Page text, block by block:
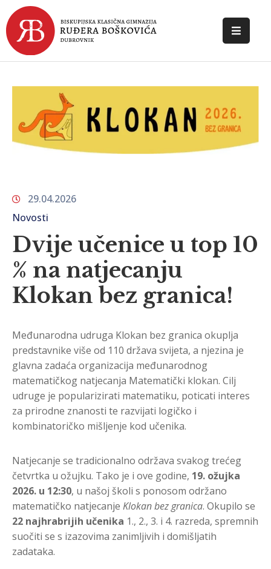
POČETNA
DOKUMENTI
29.04.2026
Novosti
Dvije učenice u top 10
% na natjecanju
Klokan bez granica!
Međunarodna udruga Klokan bez granica okuplja
predstavnike više od 110 država svijeta, a njezina je
glavna zadaća organizacija međunarodnog
matematičkog natjecanja Matematički klokan. Cilj
udruge je popularizirati matematiku, poticati interes
za prirodne znanosti te razvijati logičko i
kombinatoričko mišljenje kod učenika.
Natjecanje se tradicionalno održava svakog trećeg
četvrtka u ožujku. Tako je i ove godine, 19. ožujka
2026. u 12:30, u našoj školi s ponosom održano
matematičko natjecanje Klokan bez granica. Okupilo se
22 najhrabrijih učenika 1., 2., 3. i 4. razreda, spremnih
suočiti se s izazovima zanimljivih i domišljatih
zadataka.